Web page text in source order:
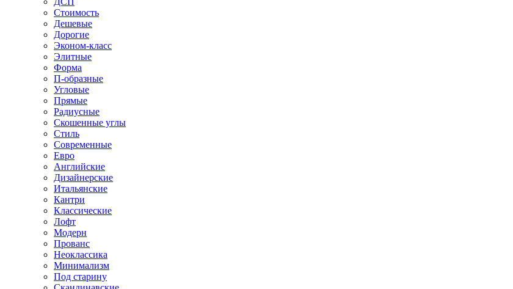
Стоимость
Дешевые
Дорогие
Эконом-класс
Элитные
Форма
П-образные
Угловые
Прямые
Радиусные
Скошенные углы
Стиль
Современные
Евро
Английские
Дизайнерские
Итальянские
Кантри
Классические
Лофт
Модерн
Прованс
Неоклассика
Минимализм
Под старину